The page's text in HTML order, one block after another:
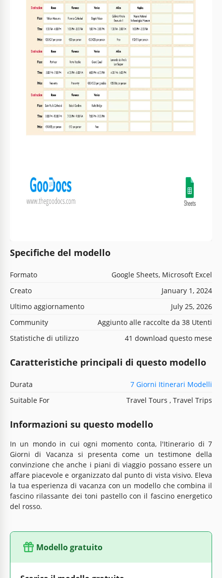
Specifiche del modello
Formato
Google Sheets, Microsoft Excel
Creato
January 1, 2024
Ultimo aggiornamento
July 25, 2026
Community
Aggiunto alle raccolte da 38 Utenti
Statistiche di utilizzo
41 download questo mese
Caratteristiche principali di questo modello
Durata
7 Giorni Itinerari Modelli
Suitable For
Travel Tours , Travel Trips
Informazioni su questo modello
In un mondo in cui ogni momento conta, l'Itinerario di 7
Giorni di Vacanza si presenta come un testimone della
convinzione che anche i piani di viaggio possano essere un
affare piacevole e organizzato dal punto di vista visivo. Eleva
la tua esperienza di vacanza con un modello che combina il
fascino rilassante dei toni pastello con il fascino energetico
del rosso.
Modello gratuito